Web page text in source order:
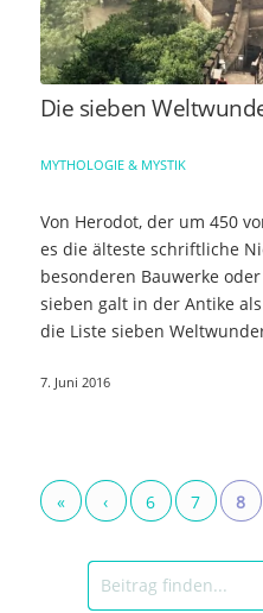
Die sieben
MYTHOLOGIE & MYSTIK
Von Herodot, der um 450
es die älteste schriftliche
besonderen Bauwerke
sieben galt in der Antike
die Liste sieben
7. Juni 2016
« ‹ 6 7 8